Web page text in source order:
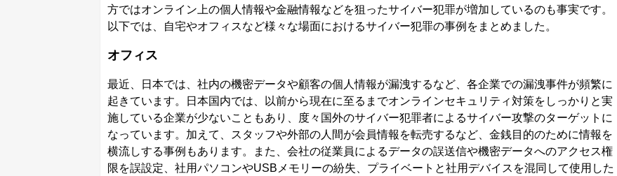
方ではオンライン上の個人情報や金融情報などを狙ったサイバー犯罪が増加しているのも事実です。
以下では、自宅やオフィスなど様々な場面におけるサイバー犯罪の事例をまとめました。
オフィス
最近、日本では、社内の機密データや顧客の個人情報が漏洩するなど、各企業での漏洩事件が頻繁に
起きています。日本国内では、以前から現在に至るまでオンラインセキュリティ対策をしっかりと実
施している企業が少ないこともあり、度々国外のサイバー犯罪者によるサイバー攻撃のターゲットに
なっています。加えて、スタッフや外部の人間が会員情報を転売するなど、金銭目的のために情報を
横流しする事例もあります。また、会社の従業員によるデータの誤送信や機密データへのアクセス権
限を誤設定、社用パソコンやUSBメモリーの紛失、プライベートと社用デバイスを混同して使用した